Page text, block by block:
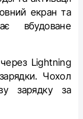
екран та
вбудоване
Lightning
Чохол
зарядку за